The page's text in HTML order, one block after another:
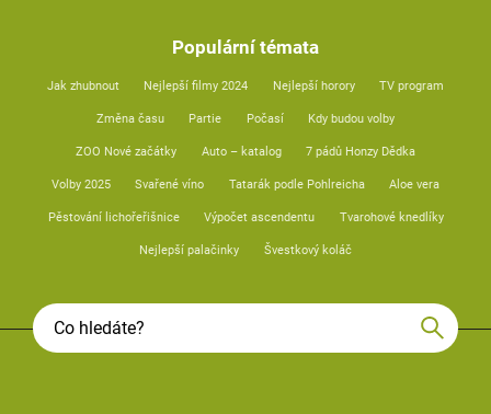
Populární témata
Jak zhubnout Nejlepší filmy 2024 Nejlepší horory TV program
Změna času Partie Počasí Kdy budou volby
ZOO Nové začátky Auto – katalog 7 pádů Honzy Dědka
Volby 2025 Svařené víno Tatarák podle Pohlreicha Aloe vera
Pěstování lichořeřišnice Výpočet ascendentu Tvarohové knedlíky
Nejlepší palačinky Švestkový koláč